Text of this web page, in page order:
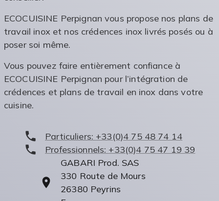
ECOCUISINE Perpignan vous propose nos plans de
travail inox et nos crédences inox livrés posés ou à
poser soi même.
Vous pouvez faire entièrement confiance à
ECOCUISINE Perpignan pour l’intégration de
crédences et plans de travail en inox dans votre
cuisine.
Particuliers: +33(0)4 75 48 74 14
Professionnels: +33(0)4 75 47 19 39
GABARI Prod. SAS
330 Route de Mours
26380 Peyrins